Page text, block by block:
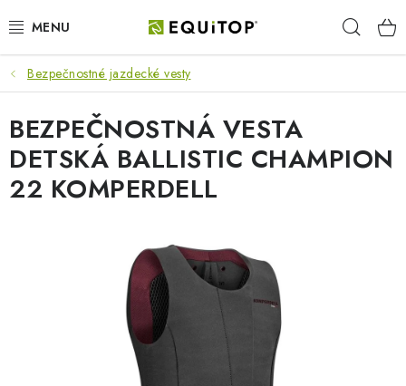
na
JAZDEC
KÔŇ
PONY
DARČEKOVÉ POUKAZY
Bezpečnostné jazdecké vesty
BEZPEČNOSTNÁ VESTA
DETSKÁ BALLISTIC CHAMPION
22 KOMPERDELL